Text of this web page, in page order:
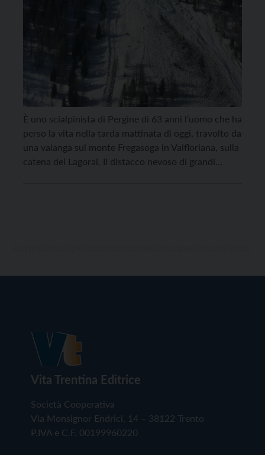
È uno scialpinista di Pergine di 63 anni l’uomo che ha
perso la vita nella tarda mattinata di oggi, travolto da
una valanga sul monte Fregasoga in Valfloriana, sulla
catena del Lagorai. Il distacco nevoso di grandi
Vita Trentina Editrice
Società Cooperativa
Via Monsignor Endrici, 14 – 38122 Trento
P.IVA e C.F. 00199960220